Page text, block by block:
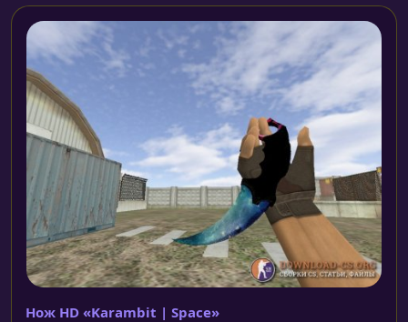
Нож HD «Karambit | Space»